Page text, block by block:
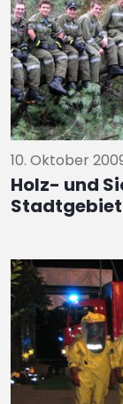
10. Oktober
Holz- und
Stadtgebiet